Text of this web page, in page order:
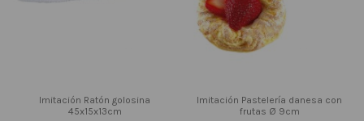
Imitación Ratón golosina
45x15x13cm
Imitación Pastelería danesa con
frutas Ø 9cm